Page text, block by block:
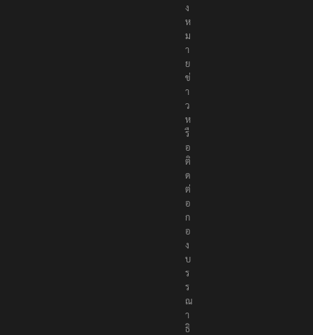
จ้
ง
ห
ม
า
ย
ข่
า
ว
ห
รื
อ
ติ
ด
ต่
อ
ก
อ
ง
บ
ร
ร
ณ
า